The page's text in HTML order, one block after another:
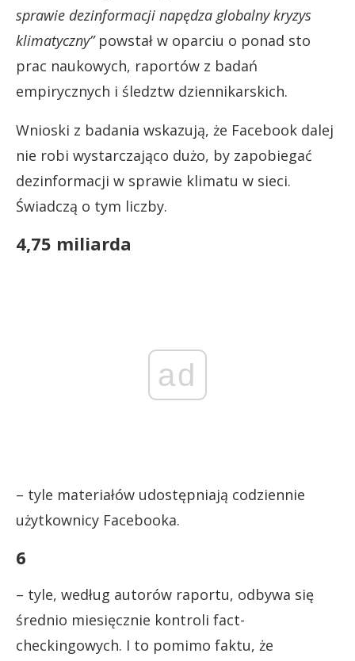
sprawie dezinformacji napędza globalny kryzys
klimatyczny”powstał w oparciu o ponad sto
prac naukowych, raportów z badań
empirycznych i śledztw dziennikarskich.
Wnioski z badania wskazują, że Facebook dalej
nie robi wystarczająco dużo, by zapobiegać
dezinformacji w sprawie klimatu w sieci.
Świadczą o tym liczby.
4,75 miliarda
ad
– tyle materiałów udostępniają codziennie
użytkownicy Facebooka.
6
– tyle, według autorów raportu, odbywa się
średnio miesięcznie kontroli fact-
checkingowych. I to pomimo faktu, że